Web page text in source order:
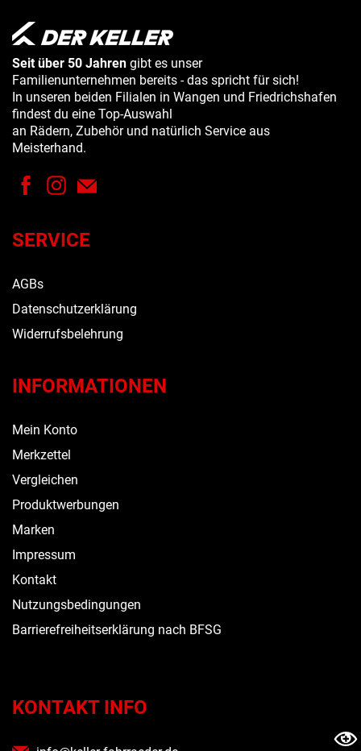
Seit über 50 Jahren gibt es unser
Familienunternehmen bereits - das spricht für sich!
In unseren beiden Filialen in Wangen und Friedrichshafen
findest du eine Top-Auswahl
an Rädern, Zubehör und natürlich Service aus
Meisterhand.
SERVICE
AGBs
Datenschutzerklärung
Widerrufsbelehrung
INFORMATIONEN
Mein Konto
Merkzettel
Vergleichen
Produktwerbungen
Marken
Impressum
Kontakt
Nutzungsbedingungen
Barrierefreiheitserklärung nach BFSG
KONTAKT INFO